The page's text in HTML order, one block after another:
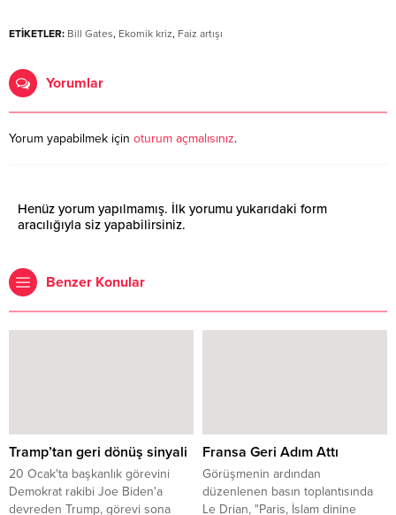
ETİKETLER: Bill Gates, Ekomik kriz, Faiz artışı
Yorumlar
Yorum yapabilmek için oturum açmalısınız.
Henüz yorum yapılmamış. İlk yorumu yukarıdaki form
aracılığıyla siz yapabilirsiniz.
Benzer Konular
Tramp’tan geri dönüş sinyali
20 Ocak'ta başkanlık görevini
Demokrat rakibi Joe Biden'a
devreden Trump, görevi sona
Fransa Geri Adım Attı
Görüşmenin ardından
düzenlenen basın toplantısında
Le Drian, "Paris, İslam dinine